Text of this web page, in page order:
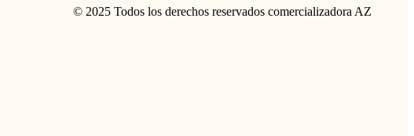
© 2025 Todos los derechos reservados comercializadora AZ